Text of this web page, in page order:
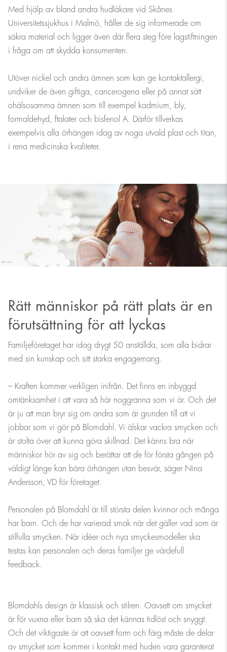
Med hjälp av bland andra hudläkare vid Skånes
Universitetssjukhus i Malmö, håller de sig informerade om
säkra material och ligger även där flera steg före lagstiftningen
i fråga om att skydda konsumenten.
Utöver nickel och andra ämnen som kan ge kontaktallergi,
undviker de även giftiga, cancerogena eller på annat sätt
ohälsosamma ämnen som till exempel kadmium, bly,
formaldehyd, ftalater och bisfenol A. Därför tillverkas
exempelvis alla örhängen idag av noga utvald plast och titan,
i rena medicinska kvaliteter.
Rätt människor på rätt plats är en
förutsättning för att lyckas
Familjeföretaget har idag drygt 50 anställda, som alla bidrar
med sin kunskap och sitt starka engagemang.
– Kraften kommer verkligen inifrån. Det finns en inbyggd
omtänksamhet i att vara så här noggranna som vi är. Och det
är ju att man bryr sig om andra som är grunden till att vi
jobbar som vi gör på Blomdahl. Vi älskar vackra smycken och
är stolta över att kunna göra skillnad. Det känns bra när
människor hör av sig och berättar att de för första gången på
väldigt länge kan bära örhängen utan besvär, säger Nina
Andersson, VD för företaget.
Personalen på Blomdahl är till största delen kvinnor och många
har barn. Och de har varierad smak när det gäller vad som är
stilfulla smycken. När idéer och nya smyckesmodeller ska
testas kan personalen och deras familjer ge värdefull
feedback.
Blomdahls design är klassisk och stilren. Oavsett om smycket
är för vuxna eller barn så ska det kännas tidlöst och snyggt.
Och det viktigaste är att oavsett form och färg måste de delar
av smycket som kommer i kontakt med huden vara garanterat